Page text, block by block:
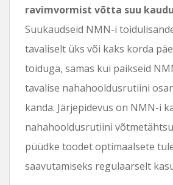
ravimvormist võtta suu
Suukaudseid NMN-i
tavaliselt üks või kaks korda
toiduga, samas kui paikseid
tavalise nahahooldusrutiini
kanda. Järjepidevus on NMN-i
nahahooldusrutiini
püüdke toodet optimaalsete
saavutamiseks regulaarselt